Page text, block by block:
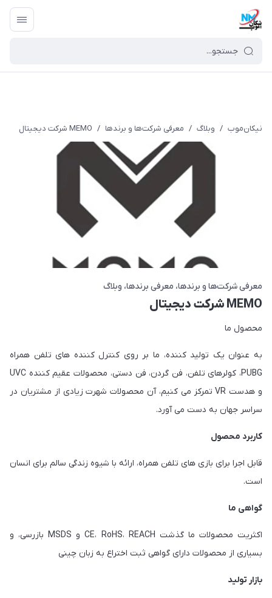
نیکان‌موب / وبلاگ / معرفی شرکت‌ها و برندها / MEMO شرکت دیجیتال
معرفی شرکت‌ها و برندها معرفی برندها وبلاگ
MEMO شرکت دیجیتال
محصول ما
به عنوان یک تولید کننده، ما بر روی کنترل کننده های تلفن همراه
PUBG، کولرهای تلفن، فن گردن، فن دستی، محصولات عقیم کننده UVC
و هدست VR تمرکز می کنیم، آن محصولات شهرت زیادی از مشتریان در
سراسر جهان به دست می آورد.
کاربرد محصول
قابل اجرا برای بازی های تلفن همراه، ارائه با شیوه زندگی سالم برای انسان
است.
گواهی ما
اکثریت محصولات ما گذشت CE، RoHS، REACH و MSDS بازرسی، و
بسیاری از محصولات دارای گواهی ثبت اختراع به زبان چینی
بازار تولید